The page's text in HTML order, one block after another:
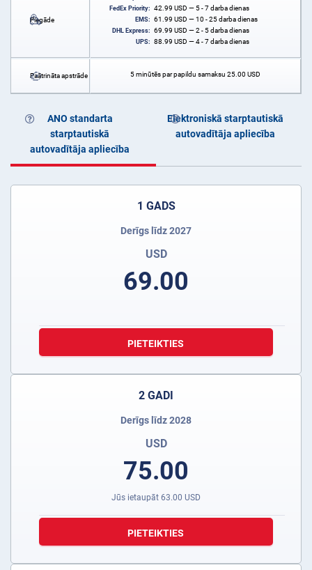
Piegāde
FedEx Priority: 42.99 USD — 5 - 7 darba dienas
EMS: 61.99 USD — 10 - 25 darba dienas
DHL Express: 69.99 USD — 2 - 5 darba dienas
UPS: 88.99 USD — 4 - 7 darba dienas
Paātrināta apstrāde 5 minūtēs par papildu samaksu 25.00 USD
ANO standarta
starptautiskā
autovadītāja apliecība
Elektroniskā starptautiskā
autovadītāja apliecība
1 GADS
Derīgs līdz 2027
USD
69.00
PIETEIKTIES
2 GADI
Derīgs līdz 2028
USD
75.00
Jūs ietaupāt 63.00 USD
PIETEIKTIES